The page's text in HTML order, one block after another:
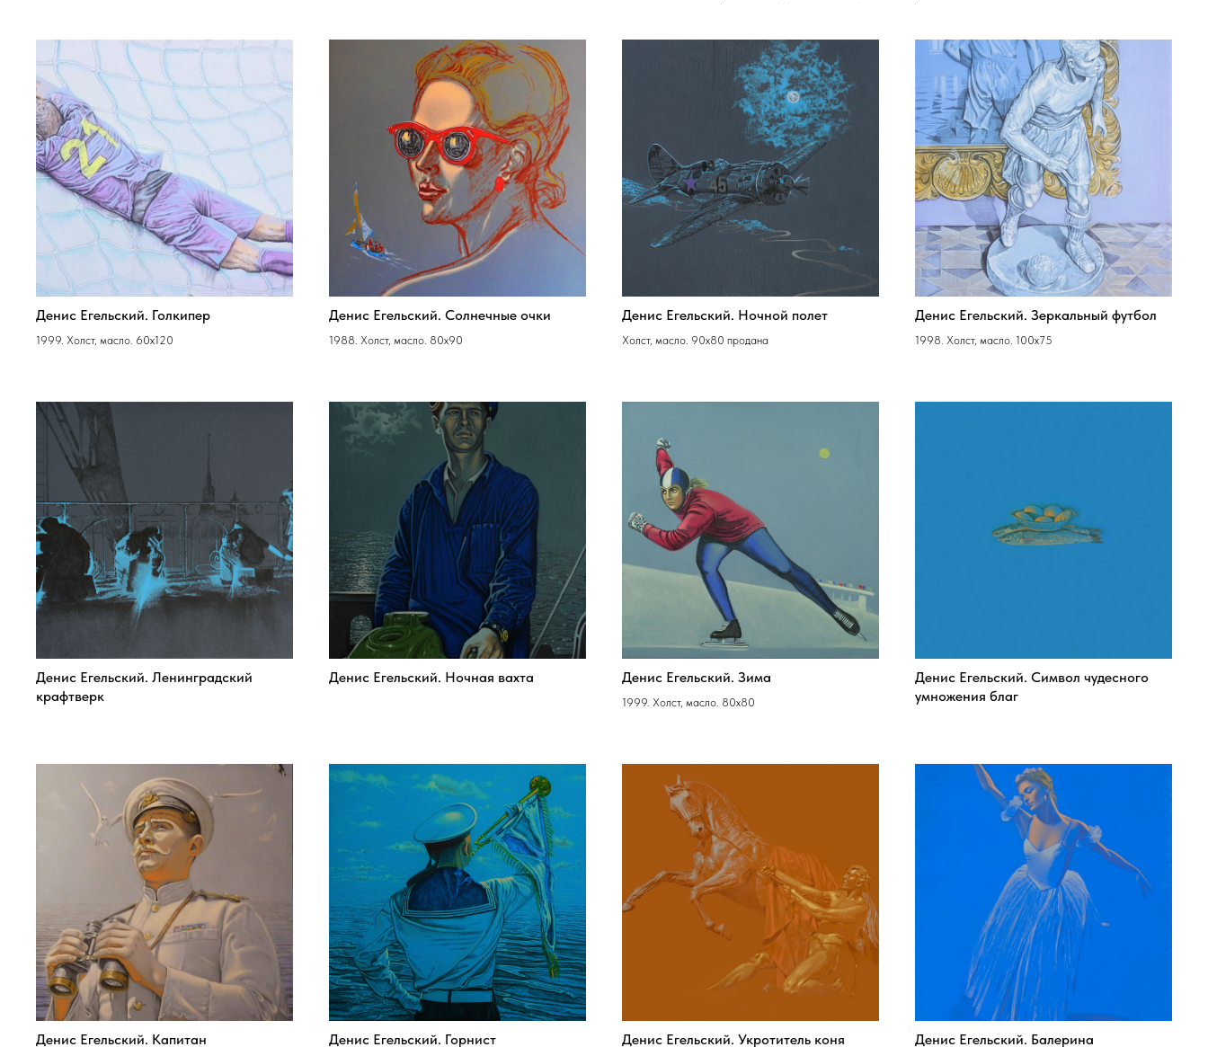
Денис Егельский. Голкипер
1999. Холст, масло. 60х120
Денис Егельский. Солнечные очки
1988. Холст, масло. 80х90
Денис Егельский. Ночной полет
Холст, масло. 90х80 продана
Денис Егельский. Зеркальный футбол
1998. Холст, масло. 100х75
Денис Егельский. Ленинградский
крафтверк
Денис Егельский. Ночная вахта Денис Егельский. Зима
1999. Холст, масло. 80х80
Денис Егельский. Символ чудесного
умножения благ
Денис Егельский. Капитан Денис Егельский. Горнист Денис Егельский. Укротитель коня Денис Егельский. Балерина